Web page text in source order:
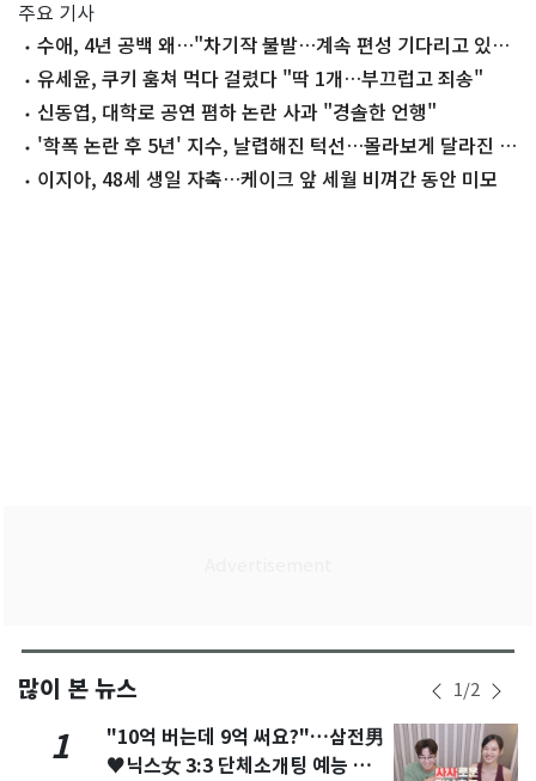
주요 기사
수애, 4년 공백 왜…"차기작 불발…계속 편성 기다리고 있
다"유세윤, 쿠키 훔쳐 먹다 걸렸다 "딱 1개…부끄럽고 죄송"
신동엽, 대학로 공연 폄하 논란 사과 "경솔한 언행"
'학폭 논란 후 5년' 지수, 날렵해진 턱선…몰라보게 달라진 근
황 이지아, 48세 생일 자축…케이크 앞 세월 비껴간 동안 미모
많이 본 뉴스 1/2
1
"10억 버는데 9억 써요?"…삼전男
♥닉스女 3:3 단체소개팅 예능 화